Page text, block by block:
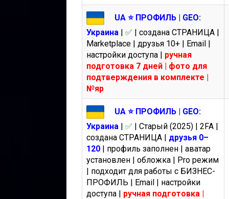
UA ⭐️ ПРОФИЛЬ | GEO:
Украина | ✅ | создана СТРАНИЦА |
Marketplace | друзья 10+ | Email |
настройки доступа | ручная
подготовка 7 дней | фото для
подтверждения в комплекте |
№яр
UA ⭐️ ПРОФИЛЬ | GEO:
Украина | ✅ | Старый (2025) | 2FA |
создана СТРАНИЦА | друзья 0–
120 | профиль заполнен | аватар
установлен | обложка | Pro режим
| подходит для работы с БИЗНЕС-
ПРОФИЛЬ | Email | настройки
доступа | ручная подготовка |